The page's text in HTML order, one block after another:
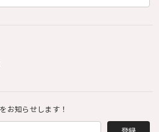
お知らせします！